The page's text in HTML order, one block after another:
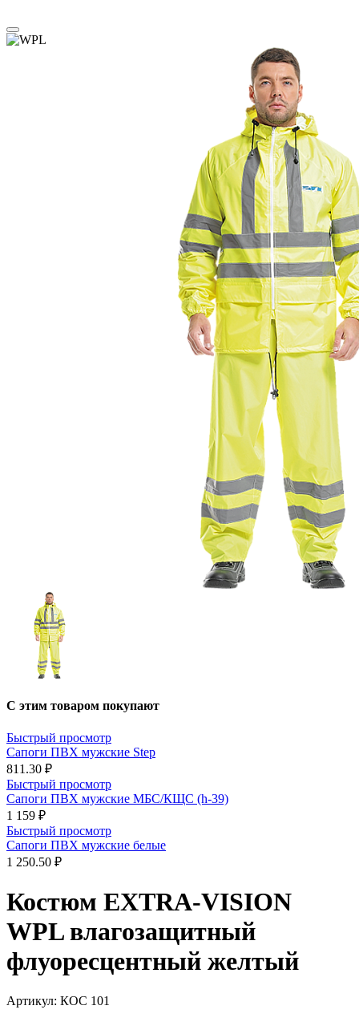
С этим товаром покупают
Быстрый просмотр
Сапоги ПВХ мужские Step
811.30 ₽
Быстрый просмотр
Сапоги ПВХ мужские МБС/КЩС (h-39)
1 159 ₽
Быстрый просмотр
Сапоги ПВХ мужские белые
1 250.50 ₽
Костюм EXTRA-VISION
WPL влагозащитный
флуоресцентный желтый
Артикул: КОС 101